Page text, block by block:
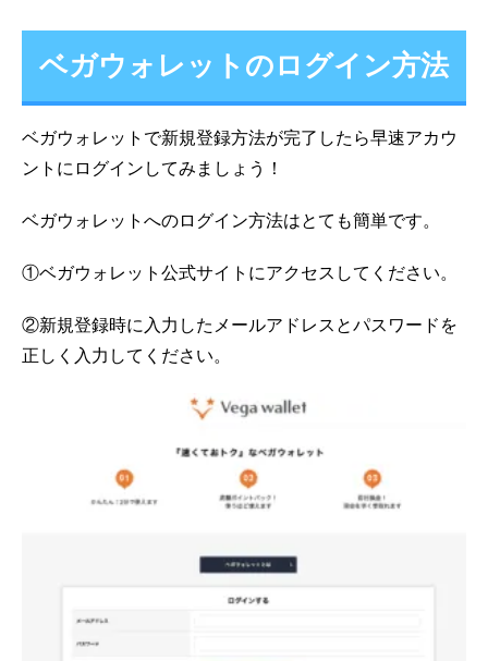
ベガウォレットのログイン方法
ベガウォレットで新規登録方法が完了したら早速アカウ
ントにログインしてみましょう！
ベガウォレットへのログイン方法はとても簡単です。
①ベガウォレット公式サイトにアクセスしてください。
②新規登録時に入力したメールアドレスとパスワードを
正しく入力してください。